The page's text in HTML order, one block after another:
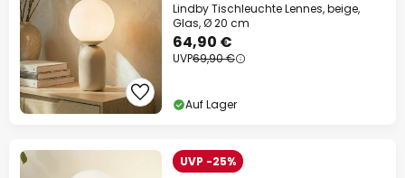
Lindby Tischleuchte Lennes, beige,
Glas, Ø 20 cm
64,90 €
UVP69,90 €
Auf Lager
UVP -25%